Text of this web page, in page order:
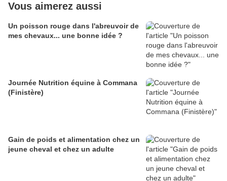
Vous aimerez aussi
Un poisson rouge dans l'abreuvoir de
mes chevaux... une bonne idée ?
Journée Nutrition équine à Commana
(Finistère)
Gain de poids et alimentation chez un
jeune cheval et chez un adulte